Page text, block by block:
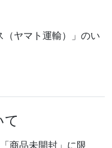
（ヤマト運輸）」のい
商品未開封」に限